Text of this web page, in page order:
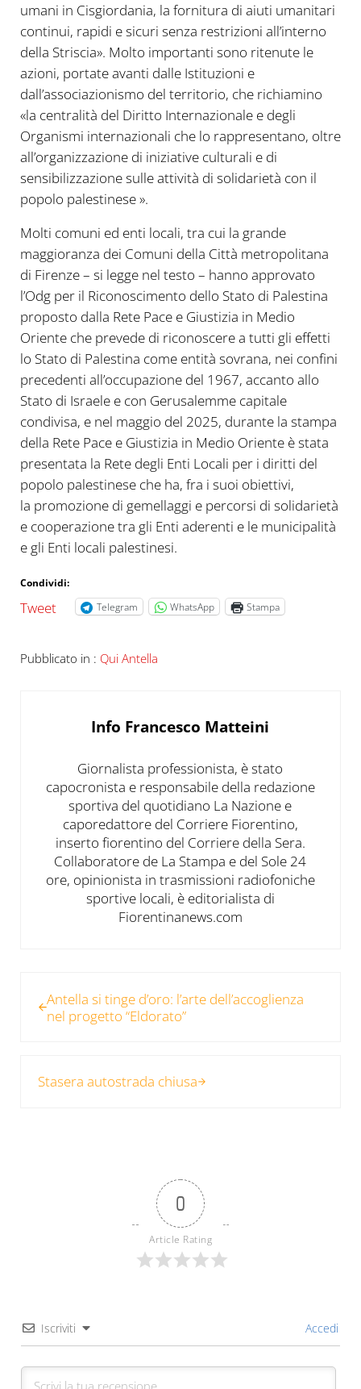
umani in Cisgiordania, la fornitura di aiuti umanitari
continui, rapidi e sicuri senza restrizioni all’interno
della Striscia». Molto importanti sono ritenute le
azioni, portate avanti dalle Istituzioni e
dall’associazionismo del territorio, che richiamino
«la centralità del Diritto Internazionale e degli
Organismi internazionali che lo rappresentano, oltre
all’organizzazione di iniziative culturali e di
sensibilizzazione sulle attività di solidarietà con il
popolo palestinese ».
Molti comuni ed enti locali, tra cui la grande
maggioranza dei Comuni della Città metropolitana
di Firenze – si legge nel testo – hanno approvato
l’Odg per il Riconoscimento dello Stato di Palestina
proposto dalla Rete Pace e Giustizia in Medio
Oriente che prevede di riconoscere a tutti gli effetti
lo Stato di Palestina come entità sovrana, nei confini
precedenti all’occupazione del 1967, accanto allo
Stato di Israele e con Gerusalemme capitale
condivisa, e nel maggio del 2025, durante la stampa
della Rete Pace e Giustizia in Medio Oriente è stata
presentata la Rete degli Enti Locali per i diritti del
popolo palestinese che ha, fra i suoi obiettivi,
la promozione di gemellaggi e percorsi di solidarietà
e cooperazione tra gli Enti aderenti e le municipalità
e gli Enti locali palestinesi.
Condividi:
Tweet Telegram WhatsApp Stampa
Pubblicato in : Qui Antella
Info Francesco Matteini
Giornalista professionista, è stato
capocronista e responsabile della redazione
sportiva del quotidiano La Nazione e
caporedattore del Corriere Fiorentino,
inserto fiorentino del Corriere della Sera.
Collaboratore de La Stampa e del Sole 24
ore, opinionista in trasmissioni radiofoniche
sportive locali, è editorialista di
Fiorentinanews.com
Antella si tinge d’oro: l’arte dell’accoglienza
nel progetto “Eldorato”
Stasera autostrada chiusa
0
Article Rating
Iscriviti Accedi